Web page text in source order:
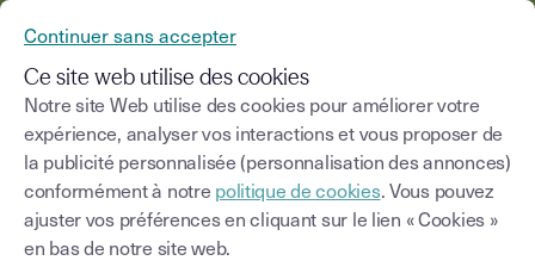
La signature électronique de
la promesse de vente
Continuer sans accepter
Ce site web utilise des cookies
Notre site Web utilise des cookies pour améliorer votre
expérience, analyser vos interactions et vous proposer de
la publicité personnalisée (personnalisation des annonces)
conformément à notre politique de cookies. Vous pouvez
ajuster vos préférences en cliquant sur le lien « Cookies »
en bas de notre site web.